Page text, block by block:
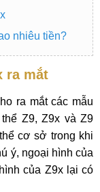
nhiêu tiền?
ra mắt
ra mắt các mẫu
Z9, Z9x và Z9
cơ sở trong khi
ý, ngoại hình của
của Z9x lại có